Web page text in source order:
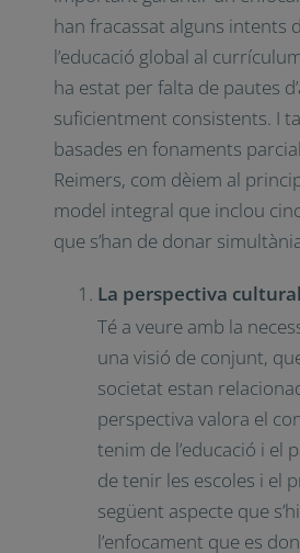
han fracassat alguns intents
l’educació global al
ha estat per falta de pautes
suficientment consistents. I
basades en fonaments
Reimers, com dèiem al
model integral que inclou
que s’han de donar
La perspectiva cultural
Té a veure amb la
una visió de conjunt,
societat estan
perspectiva valora el
tenim de l’educació i el
de tenir les escoles i el
següent aspecte que
l’enfocament que es